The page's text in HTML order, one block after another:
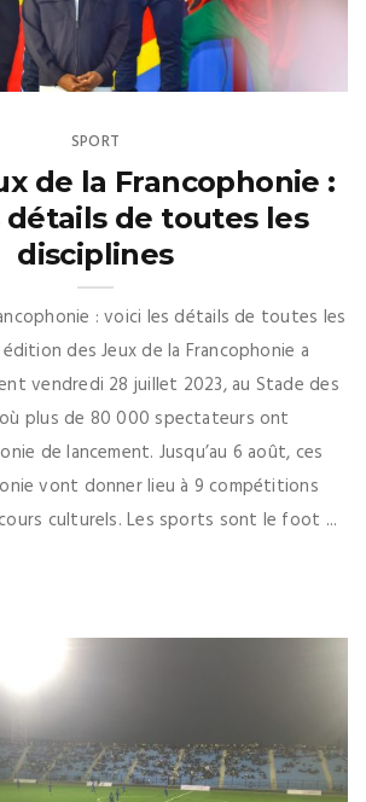
SPORT
de la Francophonie :
détails de toutes les
disciplines
: voici les détails de toutes les
des Jeux de la Francophonie a
vendredi 28 juillet 2023, au Stade des
plus de 80 000 spectateurs ont
de lancement. Jusqu’au 6 août, ces
vont donner lieu à 9 compétitions
culturels. Les sports sont le foot ...